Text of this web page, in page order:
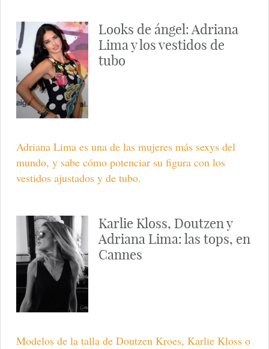
Looks de ángel: Adriana
Lima y los vestidos de
tubo
Adriana Lima es una de las mujeres más sexys del
mundo, y sabe cómo potenciar su figura con los
vestidos ajustados y de tubo.
Karlie Kloss, Doutzen y
Adriana Lima: las tops, en
Cannes
Modelos de la talla de Doutzen Kroes, Karlie Kloss o